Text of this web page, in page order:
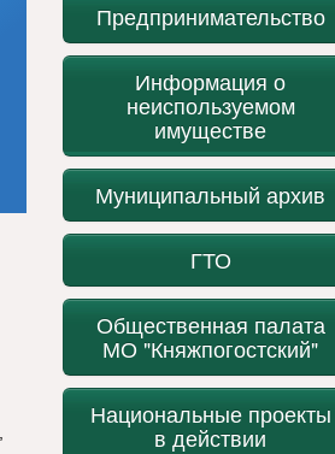
Предпринимательство
Информация о
неиспользуемом
имуществе
Муниципальный архив
ГТО
Общественная палата
МО "Княжпогостский"
Национальные проекты
в действии